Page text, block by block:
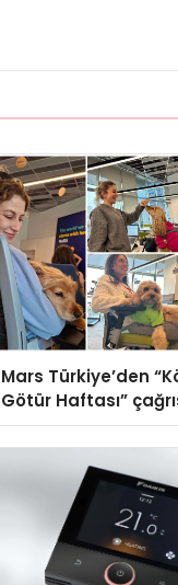
Mars Türkiye’den
Götür Haftası”